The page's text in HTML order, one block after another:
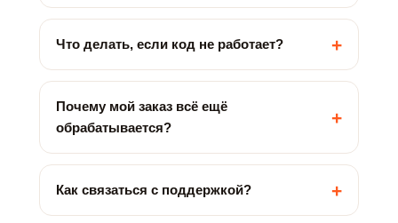
Что делать, если код не работает? +
Почему мой заказ всё ещё
обрабатывается?
+
Как связаться с поддержкой? +